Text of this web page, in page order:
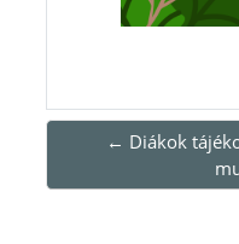
← Diákok